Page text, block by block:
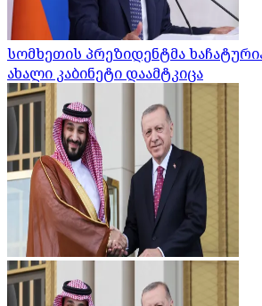
სომხეთის პრეზიდენტმა
ახალი კაბინეტი დაამტკიცა